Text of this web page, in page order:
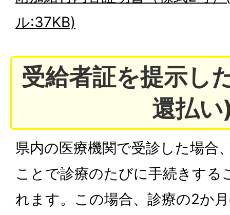
ル:37KB)
受給者証を提示し
還払
県内の医療機関で受診した場合
ことで診療のたびに手続きする
れます。この場合、診療の2か